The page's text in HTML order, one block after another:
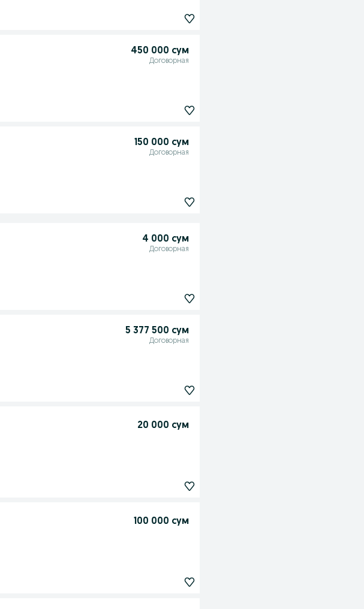
450 000 сум
Договорная
150 000 сум
Договорная
4 000 сум
Договорная
5 377 500 сум
Договорная
20 000 сум
100 000 сум